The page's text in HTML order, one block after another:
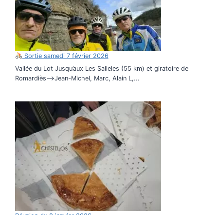
Sortie samedi 7 février 2026
Vallée du Lot Jusqu’aux Les Salleles (55 km) et giratoire de
Romardiès–>Jean-Michel, Marc, Alain L,...